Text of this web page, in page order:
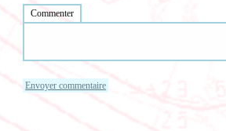
Commenter